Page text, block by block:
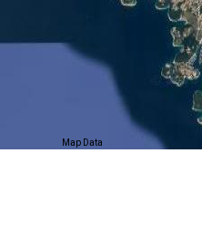
Map Data